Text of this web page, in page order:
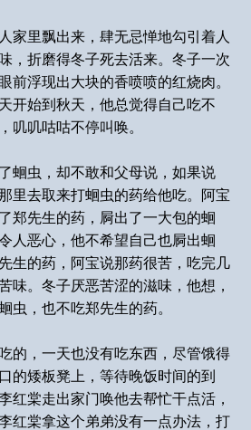
家里飘出来，肆无忌惮地勾引着人
，折磨得冬子死去活来。冬子一次
前浮现出大块的香喷喷的红烧肉。
开始到秋天，他总觉得自己吃不
叽叽咕咕不停叫唤。
蛔虫，却不敢和父母说，如果说
里去取来打蛔虫的药给他吃。阿宝
郑先生的药，屙出了一大包的蛔
人恶心，他不希望自己也屙出蛔
生的药，阿宝说那药很苦，吃完几
味。冬子厌恶苦涩的滋味，他想，
虫，也不吃郑先生的药。
的，一天也没有吃东西，尽管饿得
的矮板凳上，等待晚饭时间的到
红棠走出家门唤他去帮忙干点活，
红棠拿这个弟弟没有一点办法，打